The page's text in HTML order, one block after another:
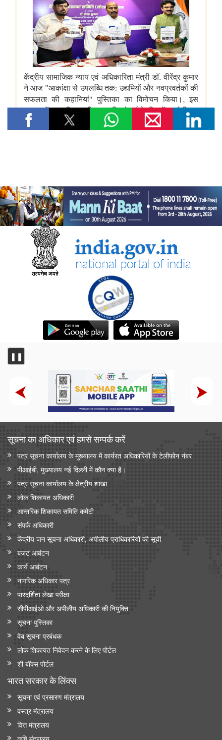
❚❚
सूचना का अधिकार एवं हमसे सम्‍पर्क करें
पत्र सूचना कार्यालय के मुख्यालय में कार्यरत अधिकारियों के टेलीफोन नंबर
पीआईबी, मुख्यालय नई दिल्ली में कौन क्या है।
पत्र सूचना कार्यालय के क्षेत्रीय शाखा
लोक शिकायत अधिकारी
आन्‍तरिक शिकायत समिति कमेटी
संपर्क अधिकारी
केंद्रीय जन सूचना अधिकारी, अपीलीय प्राधिकारियों की सूची
बजट आबंटन
कार्य आबंटन
नागरिक अधिकार पत्र
पारदर्शिता लेखा परीक्षा
सीपीआईओ और अपी‍लीय अधिकारी की नियुक्ति
सूचना पुस्तिका
वेब सूचना प्रबंधक
लोक शिकायत निवेदन करने के लिए पोर्टल
शी बॉक्स पोर्टल
भारत सरकार के लिंक्‍स
सूचना एवं प्रसारण मंत्रालय
वस्त्र मंत्रालय
वित्त मंत्रालय